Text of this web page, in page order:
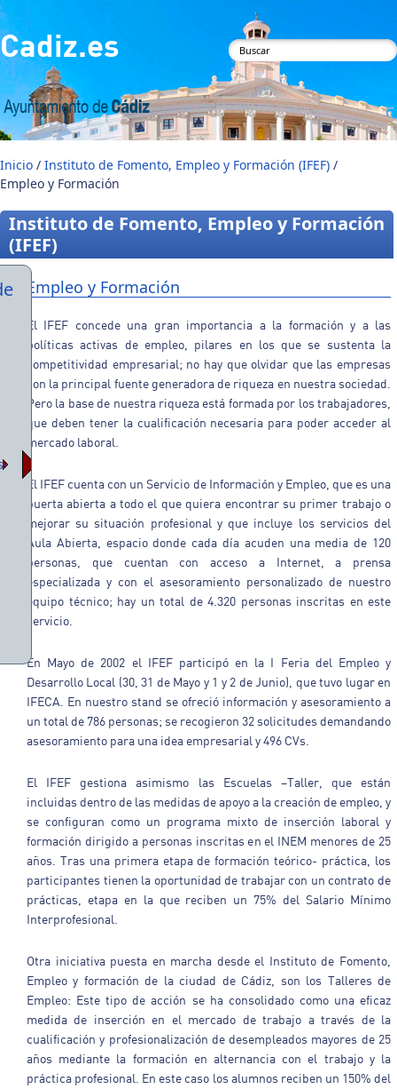
Pasar al contenido principal
Cadiz.es
Formulario de
búsqueda
Inicio / Instituto de Fomento, Empleo y Formación (IFEF) /
Empleo y Formación
Instituto de Fomento, Empleo y Formación
(IFEF)
Empleo y Formación
El IFEF concede una gran importancia a la formación y a las
políticas activas de empleo, pilares en los que se sustenta la
competitividad empresarial; no hay que olvidar que las empresas
son la principal fuente generadora de riqueza en nuestra sociedad.
Pero la base de nuestra riqueza está formada por los trabajadores,
que deben tener la cualificación necesaria para poder acceder al
mercado laboral.
El IFEF cuenta con un Servicio de Información y Empleo, que es una
puerta abierta a todo el que quiera encontrar su primer trabajo o
mejorar su situación profesional y que incluye los servicios del
Aula Abierta, espacio donde cada día acuden una media de 120
personas, que cuentan con acceso a Internet, a prensa
especializada y con el asesoramiento personalizado de nuestro
equipo técnico; hay un total de 4.320 personas inscritas en este
servicio.
En Mayo de 2002 el IFEF participó en la I Feria del Empleo y
Desarrollo Local (30, 31 de Mayo y 1 y 2 de Junio), que tuvo lugar en
IFECA. En nuestro stand se ofreció información y asesoramiento a
un total de 786 personas; se recogieron 32 solicitudes demandando
asesoramiento para una idea empresarial y 496 CVs.
El IFEF gestiona asimismo las Escuelas –Taller, que están
incluidas dentro de las medidas de apoyo a la creación de empleo, y
se configuran como un programa mixto de inserción laboral y
formación dirigido a personas inscritas en el INEM menores de 25
años. Tras una primera etapa de formación teórico- práctica, los
participantes tienen la oportunidad de trabajar con un contrato de
prácticas, etapa en la que reciben un 75% del Salario Mínimo
Interprofesional.
Otra iniciativa puesta en marcha desde el Instituto de Fomento,
Empleo y formación de la ciudad de Cádiz, son los Talleres de
Empleo: Este tipo de acción se ha consolidado como una eficaz
medida de inserción en el mercado de trabajo a través de la
cualificación y profesionalización de desempleados mayores de 25
años mediante la formación en alternancia con el trabajo y la
práctica profesional. En este caso los alumnos reciben un 150% del